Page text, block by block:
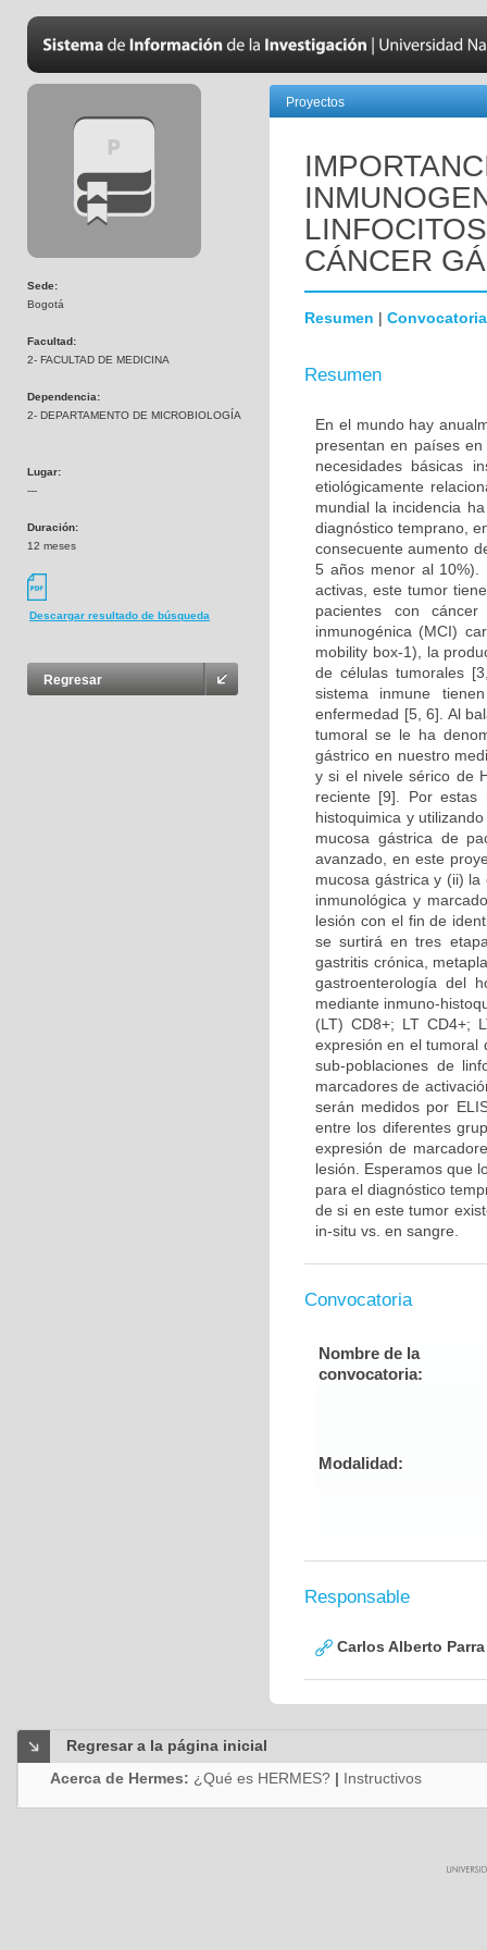
Sede:
Bogotá
Facultad:
2- FACULTAD DE MEDICINA
Dependencia:
2- DEPARTAMENTO DE MICROBIOLOGÍA
Lugar:
---
Duración:
12 meses
Descargar resultado de búsqueda
Regresar
Proyectos
CÁNCER
Resumen | Convocatoria
Resumen
En el mundo hay
presentan en países
necesidades básicas
etiológicamente
mundial la incidencia
diagnóstico temprano,
consecuente aumento
5 años menor al 10%).
activas, este tumor
pacientes con
inmunogénica (MCI)
mobility box-1), la
de células tumorales
sistema inmune
enfermedad [5, 6]. Al
tumoral se le ha
gástrico en nuestro
y si el nivele sérico de
reciente [9]. Por estas
histoquimica y
mucosa gástrica de
avanzado, en este
mucosa gástrica y (ii)
inmunológica y
lesión con el fin de
se surtirá en tres
gastritis crónica,
gastroenterología del
mediante inmuno-
(LT) CD8+; LT CD4+;
expresión en el tumoral
sub-poblaciones de
marcadores de
serán medidos por
entre los diferentes
expresión de
lesión. Esperamos que
para el diagnóstico
de si en este tumor
in-situ vs. en sangre.
Convocatoria
Nombre de la
convocatoria:
Modalidad:
Responsable
Carlos Alberto
Regresar a la página inicial
Acerca de Hermes: ¿Qué es HERMES? | Instructivos